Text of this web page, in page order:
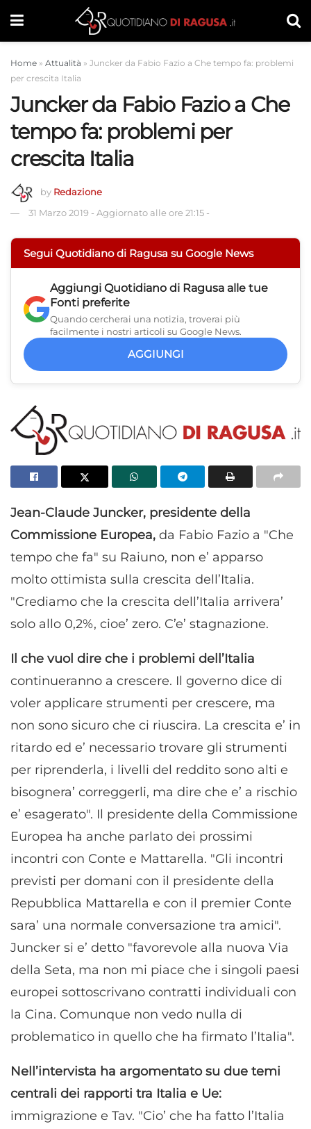
Home » Attualità » Juncker da Fabio Fazio a Che tempo fa: problemi
per crescita Italia
Juncker da Fabio Fazio a Che
tempo fa: problemi per
crescita Italia
by Redazione
31 Marzo 2019 - Aggiornato alle ore 21:15 -
Segui Quotidiano di Ragusa su Google News
Aggiungi Quotidiano di Ragusa alle tue
Fonti preferite
Quando cercherai una notizia, troverai più
facilmente i nostri articoli su Google News.
AGGIUNGI
Jean-Claude Juncker, presidente della
Commissione Europea, da Fabio Fazio a "Che
tempo che fa" su Raiuno, non e’ apparso
molto ottimista sulla crescita dell’Italia.
"Crediamo che la crescita dell’Italia arrivera’
solo allo 0,2%, cioe’ zero. C’e’ stagnazione.
Il che vuol dire che i problemi dell’Italia
continueranno a crescere. Il governo dice di
voler applicare strumenti per crescere, ma
non sono sicuro che ci riuscira. La crescita e’ in
ritardo ed e’ necessario trovare gli strumenti
per riprenderla, i livelli del reddito sono alti e
bisognera’ correggerli, ma dire che e’ a rischio
e’ esagerato". Il presidente della Commissione
Europea ha anche parlato dei prossimi
incontri con Conte e Mattarella. "Gli incontri
previsti per domani con il presidente della
Repubblica Mattarella e con il premier Conte
sara’ una normale conversazione tra amici".
Juncker si e’ detto "favorevole alla nuova Via
della Seta, ma non mi piace che i singoli paesi
europei sottoscrivano contratti individuali con
la Cina. Comunque non vedo nulla di
problematico in quello che ha firmato l’Italia".
Nell’intervista ha argomentato su due temi
centrali dei rapporti tra Italia e Ue:
immigrazione e Tav. "Cio’ che ha fatto l’Italia